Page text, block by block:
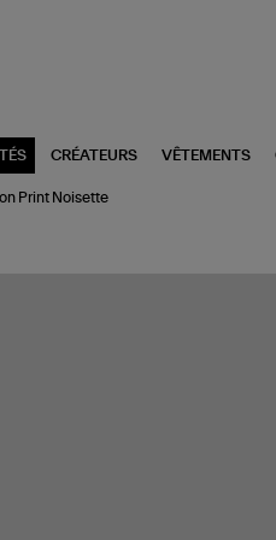
CRÉATEURS VÊTEMENTS
Print Noisette